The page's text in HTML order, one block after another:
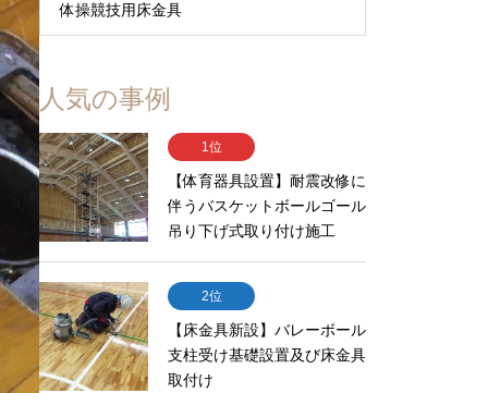
体操競技用床金具
人気の事例
1位
【体育器具設置】耐震改修に
伴うバスケットボールゴール
吊り下げ式取り付け施工
2位
【床金具新設】バレーボール
支柱受け基礎設置及び床金具
取付け